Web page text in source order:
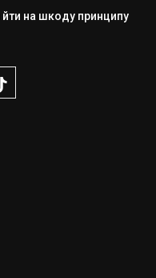
йти на шкоду принципу